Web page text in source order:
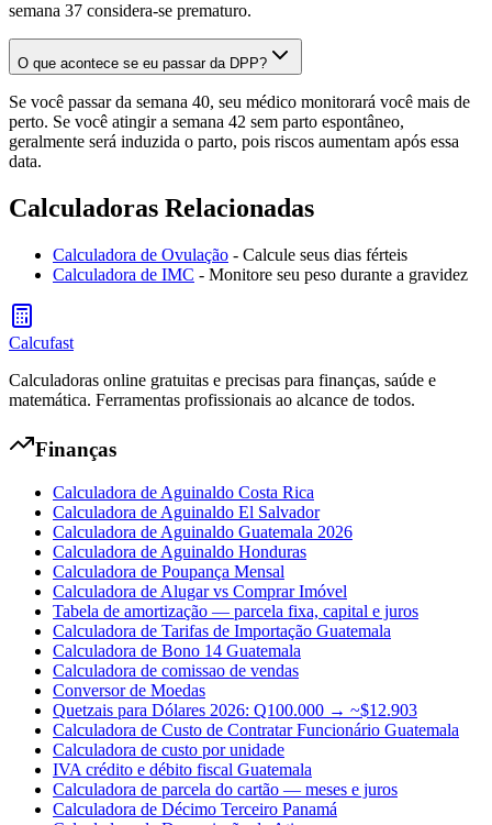
semana 37 considera-se prematuro.
O que acontece se eu passar da DPP?
Se você passar da semana 40, seu médico monitorará você mais de
perto. Se você atingir a semana 42 sem parto espontâneo,
geralmente será induzida o parto, pois riscos aumentam após essa
data.
Calculadoras Relacionadas
Calculadora de Ovulação - Calcule seus dias férteis
Calculadora de IMC - Monitore seu peso durante a gravidez
Calcufast
Calculadoras online gratuitas e precisas para finanças, saúde e
matemática. Ferramentas profissionais ao alcance de todos.
Finanças
Calculadora de Aguinaldo Costa Rica
Calculadora de Aguinaldo El Salvador
Calculadora de Aguinaldo Guatemala 2026
Calculadora de Aguinaldo Honduras
Calculadora de Poupança Mensal
Calculadora de Alugar vs Comprar Imóvel
Tabela de amortização — parcela fixa, capital e juros
Calculadora de Tarifas de Importação Guatemala
Calculadora de Bono 14 Guatemala
Calculadora de comissao de vendas
Conversor de Moedas
Quetzais para Dólares 2026: Q100.000 → ~$12.903
Calculadora de Custo de Contratar Funcionário Guatemala
Calculadora de custo por unidade
IVA crédito e débito fiscal Guatemala
Calculadora de parcela do cartão — meses e juros
Calculadora de Décimo Terceiro Panamá